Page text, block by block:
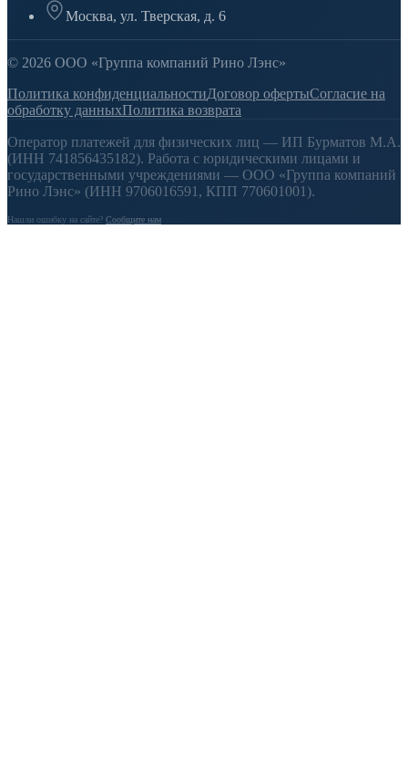
Москва, ул. Тверская, д. 6
© 2026 ООО «Группа компаний Рино Лэнс»
Политика конфиденциальностиДоговор офертыСогласие на
обработку данныхПолитика возврата
Оператор платежей для физических лиц — ИП Бурматов М.А.
(ИНН 741856435182). Работа с юридическими лицами и
государственными учреждениями — ООО «Группа компаний
Рино Лэнс» (ИНН 9706016591, КПП 770601001).
Нашли ошибку на сайте? Сообщите нам